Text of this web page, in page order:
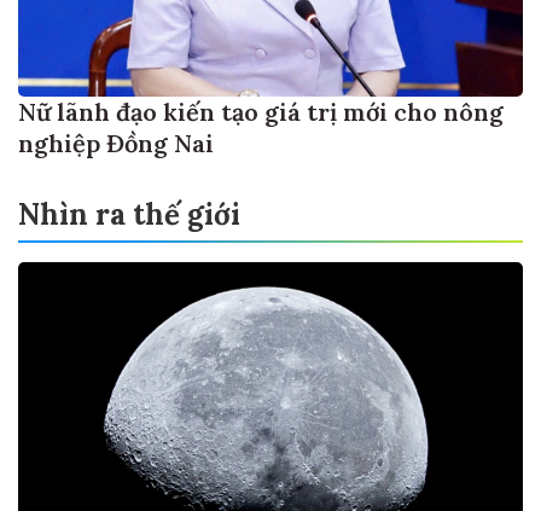
Nữ lãnh đạo kiến tạo giá trị mới cho nông
nghiệp Đồng Nai
Nhìn ra thế giới